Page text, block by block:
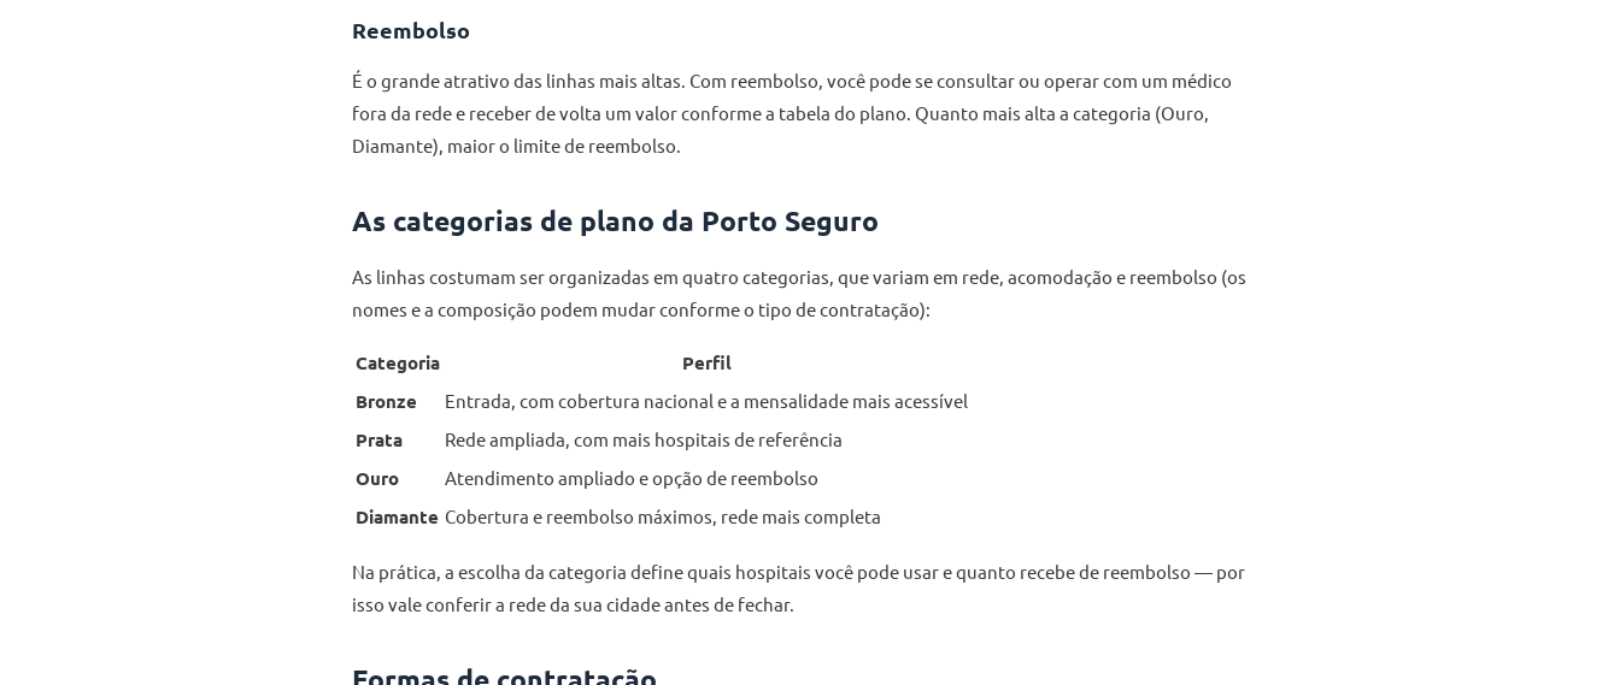
Reembolso
É o grande atrativo das linhas mais altas. Com reembolso, você pode se consultar ou operar com um médico
fora da rede e receber de volta um valor conforme a tabela do plano. Quanto mais alta a categoria (Ouro,
Diamante), maior o limite de reembolso.
As categorias de plano da Porto Seguro
As linhas costumam ser organizadas em quatro categorias, que variam em rede, acomodação e reembolso (os
nomes e a composição podem mudar conforme o tipo de contratação):
Categoria
Perfil
Bronze
Entrada, com cobertura nacional e a mensalidade mais acessível
Prata Rede ampliada, com mais hospitais de referência
Ouro Atendimento ampliado e opção de reembolso
Diamante Cobertura e reembolso máximos, rede mais completa
Na prática, a escolha da categoria define quais hospitais você pode usar e quanto recebe de reembolso — por
isso vale conferir a rede da sua cidade antes de fechar.